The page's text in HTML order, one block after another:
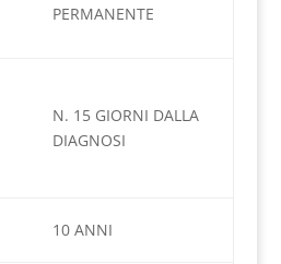
PERMANENTE
N. 15 GIORNI DALLA
DIAGNOSI
10 ANNI